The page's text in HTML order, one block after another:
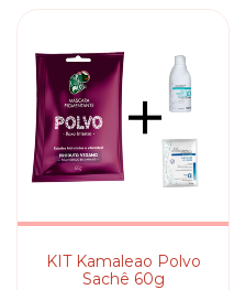
KIT Kamaleao Polvo
Sachê 60g